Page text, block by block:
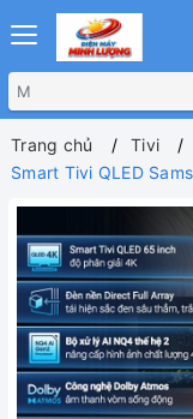
Trang chủ
Tivi
Smart Tivi QLED